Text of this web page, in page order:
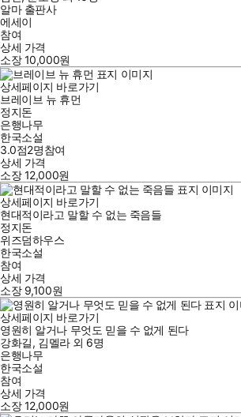
알마 출판사
에세이
참여
상세 가격
소장10,000원
상세페이지 바로가기
브레이브 뉴 휴먼
정지돈
은행나무
한국소설
3.0점2명참여
상세 가격
소장12,000원
상세페이지 바로가기
현대적이라고 말할 수 없는 죽음들
정지돈
위즈덤하우스
한국소설
참여
상세 가격
소장 9,100원
상세페이지 바로가기
영원히 알거나 무엇도 믿을 수 없게 된다
강화길, 김멜라외 6명
은행나무
한국소설
참여
상세 가격
소장12,000원